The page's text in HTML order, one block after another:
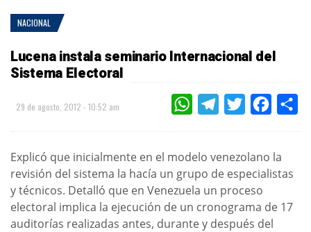
NACIONAL
Lucena instala seminario Internacional del
Sistema Electoral
29 de agosto, 2012 - 10:52 am WHATSAPPTELEGRAMTWITTER
Explicó que inicialmente en el modelo venezolano la
revisión del sistema la hacía un grupo de especialistas
y técnicos. Detalló que en Venezuela un proceso
electoral implica la ejecución de un cronograma de 17
auditorías realizadas antes, durante y después del